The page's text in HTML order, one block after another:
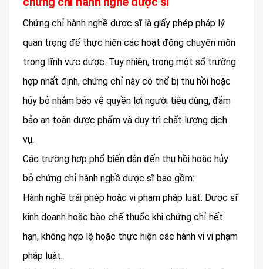
Chứng chỉ hành nghề dược sĩ là giấy phép pháp lý
quan trọng để thực hiện các hoạt động chuyên môn
trong lĩnh vực dược. Tuy nhiên, trong một số trường
hợp nhất định, chứng chỉ này có thể bị thu hồi hoặc
hủy bỏ nhằm bảo vệ quyền lợi người tiêu dùng, đảm
bảo an toàn dược phẩm và duy trì chất lượng dịch
vụ.
Các trường hợp phổ biến dẫn đến thu hồi hoặc hủy
bỏ chứng chỉ hành nghề dược sĩ bao gồm:
Hành nghề trái phép hoặc vi phạm pháp luật: Dược sĩ
kinh doanh hoặc bào chế thuốc khi chứng chỉ hết
hạn, không hợp lệ hoặc thực hiện các hành vi vi phạm
pháp luật.